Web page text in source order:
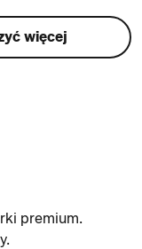
więcej
premium.